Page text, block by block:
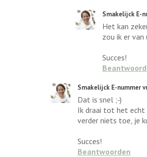
Smakelijck E-
Het kan
zou ik er
Succes!
Smakelijck E-nummer
Dat is snel ;-)
Ik draai tot het echt
verder niets toe, je
Succes!
Beantwoorden